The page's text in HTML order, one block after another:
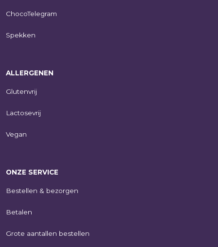
ChocoTelegram
Spekken
ALLERGENEN
Glutenvrij
Lactosevrij
Vegan
ONZE SERVICE
Bestellen & bezorgen
Betalen
Grote aantallen bestellen